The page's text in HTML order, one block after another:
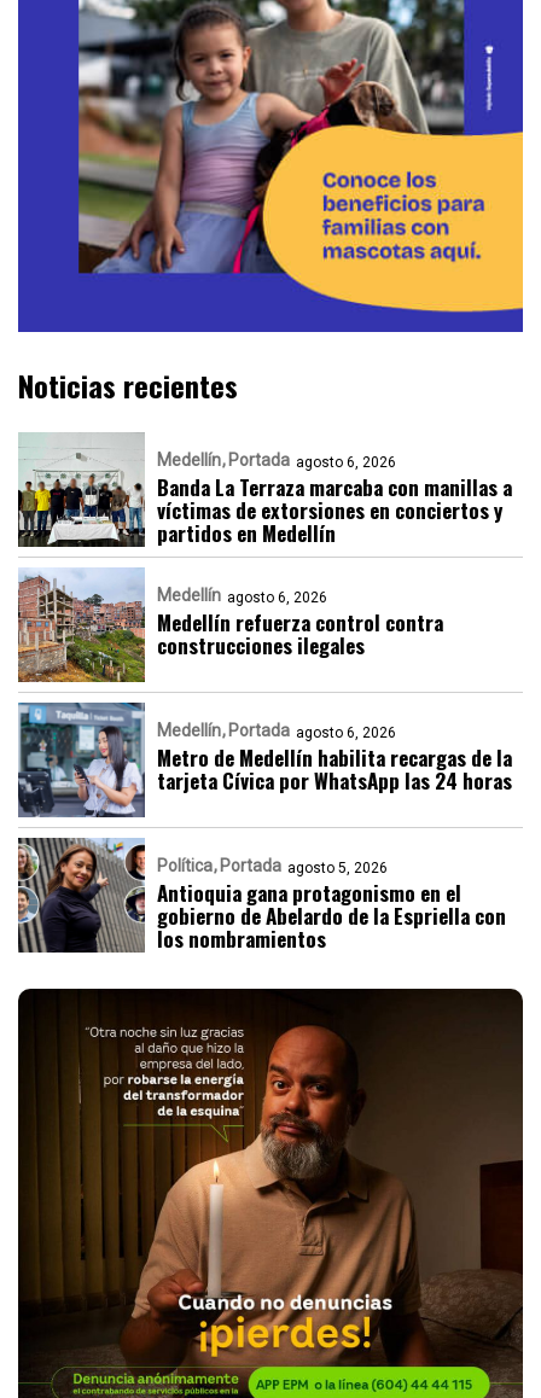
Noticias recientes
Medellín Portada agosto 6, 2026
Banda La Terraza marcaba con manillas a
víctimas de extorsiones en conciertos y
partidos en Medellín
Medellín agosto 6, 2026
Medellín refuerza control contra
construcciones ilegales
Medellín Portada agosto 6, 2026
Metro de Medellín habilita recargas de la
tarjeta Cívica por WhatsApp las 24 horas
Política Portada agosto 5, 2026
Antioquia gana protagonismo en el
gobierno de Abelardo de la Espriella con
los nombramientos